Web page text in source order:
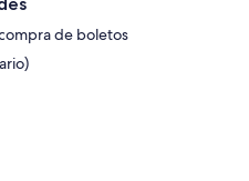
de boletos